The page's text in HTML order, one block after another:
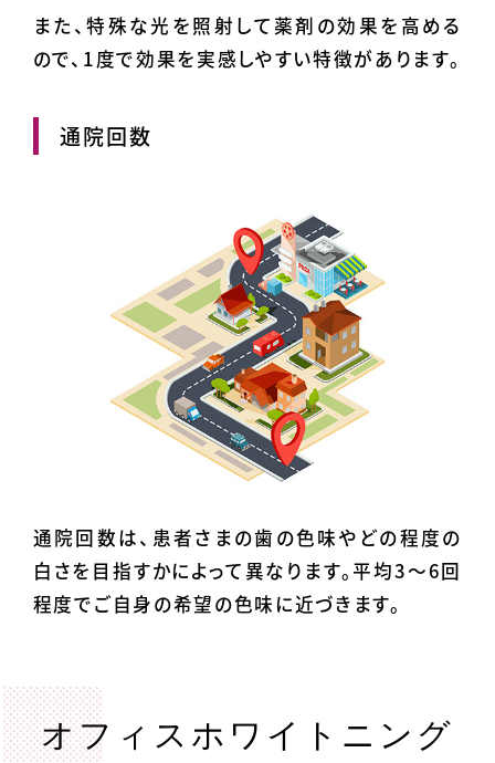
また、特殊な光を照射して薬剤の効果を高める
ので、1度で効果を実感しやすい特徴があります。
通院回数
通院回数は、患者さまの歯の色味やどの程度の
白さを目指すかによって異なります。平均3～6回
程度でご自身の希望の色味に近づきます。
オフィスホワイトニング